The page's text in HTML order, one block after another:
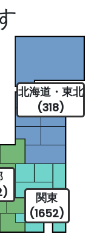
北海道・東北
(318)
関東
(1652)